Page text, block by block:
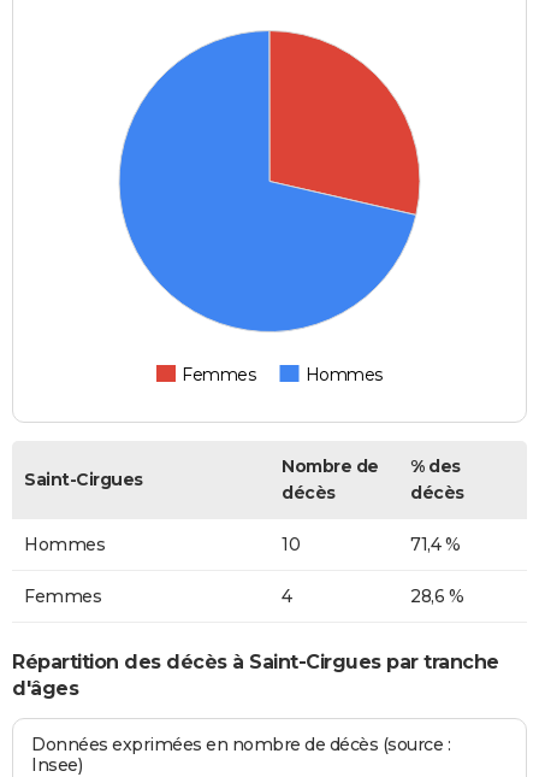
Femmes Hommes
Saint-Cirgues
Nombre de
décès
% des
décès
Hommes 10 71,4 %
Femmes 4 28,6 %
Répartition des décès à Saint-Cirgues par tranche
d'âges
Données exprimées en nombre de décès (source :
Insee)